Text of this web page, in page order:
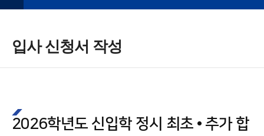
입사 신청서 작성
2026학년도 신입학 정시 최초 • 추가 합